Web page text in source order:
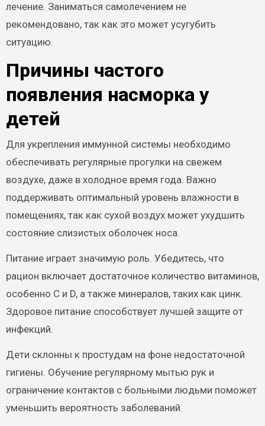
лечение. Заниматься самолечением не
рекомендовано, так как это может усугубить
ситуацию.
Причины частого
появления насморка у
детей
Для укрепления иммунной системы необходимо
обеспечивать регулярные прогулки на свежем
воздухе, даже в холодное время года. Важно
поддерживать оптимальный уровень влажности в
помещениях, так как сухой воздух может ухудшить
состояние слизистых оболочек носа.
Питание играет значимую роль. Убедитесь, что
рацион включает достаточное количество витаминов,
особенно С и D, а также минералов, таких как цинк.
Здоровое питание способствует лучшей защите от
инфекций.
Дети склонны к простудам на фоне недостаточной
гигиены. Обучение регулярному мытью рук и
ограничение контактов с больными людьми поможет
уменьшить вероятность заболеваний.